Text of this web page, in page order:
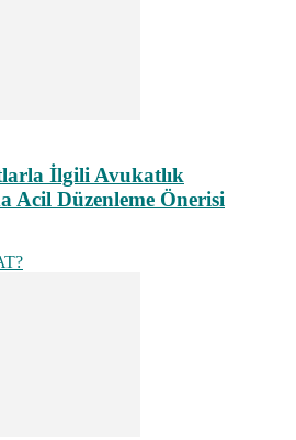
İlgili Avukatlık
Acil Düzenleme Önerisi